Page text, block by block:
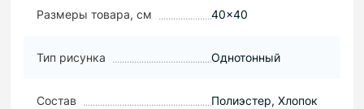
Размеры товара, см 40×40
Тип рисунка Однотонный
Состав Полиэстер, Хлопок